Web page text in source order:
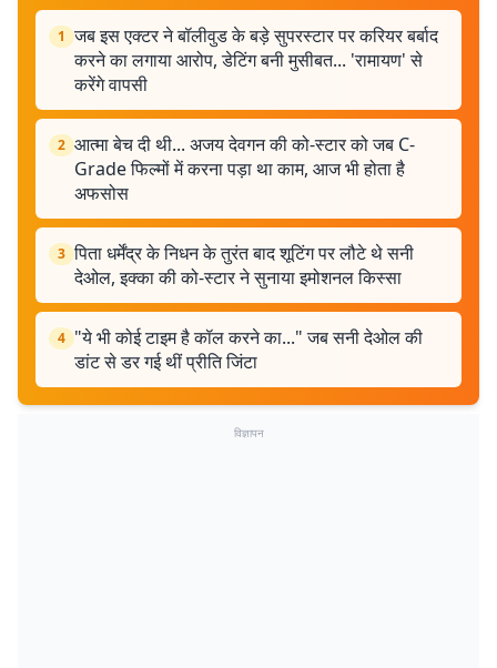
1 जब इस एक्टर ने बॉलीवुड के बड़े सुपरस्टार पर करियर बर्बाद
करने का लगाया आरोप, डेटिंग बनी मुसीबत... 'रामायण' से
करेंगे वापसी
2 आत्मा बेच दी थी... अजय देवगन की को-स्टार को जब C-
Grade फिल्मों में करना पड़ा था काम, आज भी होता है
अफसोस
3 पिता धर्मेंद्र के निधन के तुरंत बाद शूटिंग पर लौटे थे सनी
देओल, इक्का की को-स्टार ने सुनाया इमोशनल किस्सा
4 "ये भी कोई टाइम है कॉल करने का..." जब सनी देओल की
डांट से डर गई थीं प्रीति जिंटा
विज्ञापन